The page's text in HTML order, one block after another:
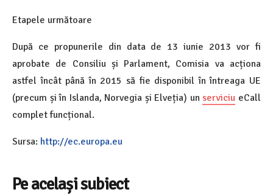
Etapele următoare
După ce propunerile din data de 13 iunie 2013 vor fi
aprobate de Consiliu și Parlament, Comisia va acționa
astfel încât până în 2015 să fie disponibil în întreaga UE
(precum și în Islanda, Norvegia și Elveția) un serviciu eCall
complet funcțional.
Sursa: http://ec.europa.eu
Pe același subiect